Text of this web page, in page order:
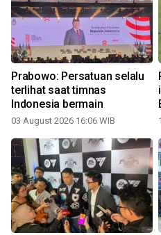
Prabowo: Persatuan selalu
terlihat saat timnas
Indonesia bermain
03 August 2026 16:06 WIB